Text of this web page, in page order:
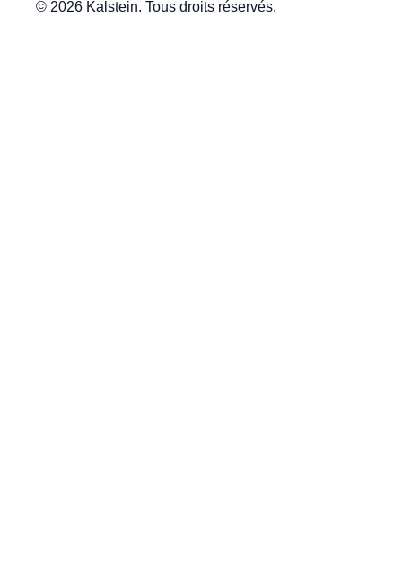
© 2026 Kalstein. Tous droits réservés.